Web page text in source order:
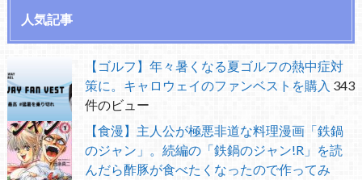
人気記事
【ゴルフ】年々暑くなる夏ゴルフの熱中症対
策に。キャロウェイのファンベストを購入 343
件のビュー
【食漫】主人公が極悪非道な料理漫画「鉄鍋
のジャン」。続編の「鉄鍋のジャン!R」を読
んだら酢豚が食べたくなったので作ってみ